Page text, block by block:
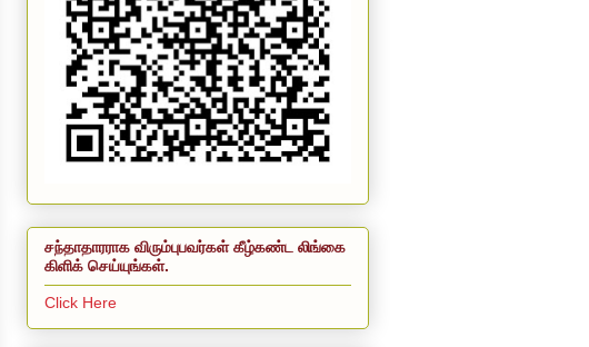
சந்தாதாரராக விரும்புபவர்கள் கீழ்கண்ட லிங்கை
கிளிக் செய்யுங்கள்.
Click Here